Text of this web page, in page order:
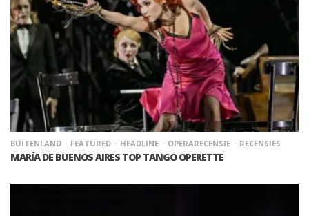
BUITENLAND FEATURED HEADLINE OPERARECENSIE RECENSIES
MARÍA DE BUENOS AIRES TOP TANGO OPERETTE